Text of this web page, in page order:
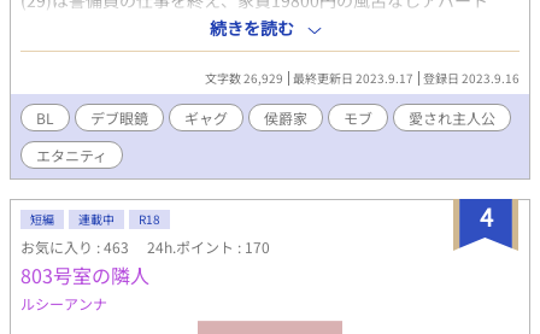
https://www.alphapolis.co.jp/novel/687110240/826989668 ー
ーーー 校正・文体の調整に生成AIを利用しています。
で、大好きなペースコックのカップラーメン【鶏ガラちゃん】を
啜っていた。 何気なく見ていたテレビ番組のニュースでは、令
嬢コスプレを身に纏ったOL達が、人気BLゲームシリーズ【侯爵家
の秘め事】最新作の先行プレイ体験会に参加している様子が映し
出される。ゲーム内に散りばめられた凌辱バッドエンドルートは
今作にも健在で、体験版開始直後にバッドエンドに引きこまれて
しまったOL達は、このゲームの素晴らしさをテレビ画面上で力説
する。 鶏ガラちゃんに夢中な春男は、テレビから流れてくる映
像の意味が良く解っておらず放送を見ていたが、画面が砂嵐に切
り替わり、一人の美しい侯爵が映し出され驚く。彼の名は【アー
ヴァイン・モトグリフ】人気BLゲーム【侯爵家の秘め事】に登場
する嫡男である。 アーヴァインからの問いかけに、訳も解らず
答える春男は、テレビ画面の中に吸い込まれてしまう。自分が大
人気BLゲームの愛され四男になっている事も理解出来ず、春男は
続きを読む
文字数 26,929 最終更新日 2023.9.17 登録日 2023.9.16
BL デブ眼鏡 ギャグ 侯爵家 モブ
愛され主人公
エタニティ
4
短編 連載中 R18
お気に入り : 463 24h.ポイント : 170
803号室の隣人
ルシーアンナ